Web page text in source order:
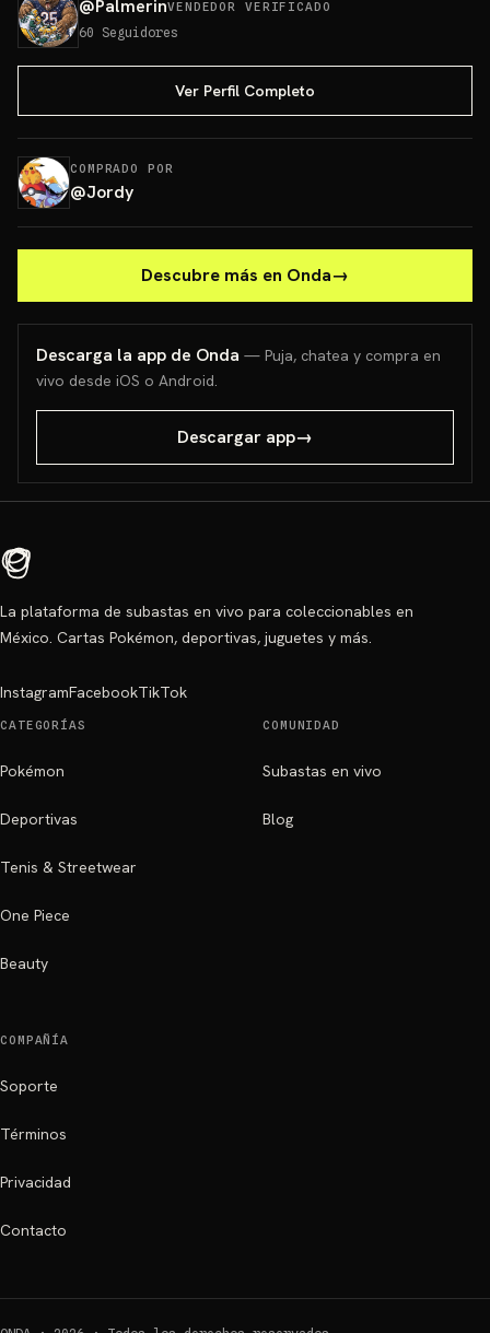
@PalmerinVENDEDOR VERIFICADO
60 Seguidores
Ver Perfil Completo
COMPRADO POR
@Jordy
Descubre más en Onda→
Descarga la app de Onda — Puja, chatea y compra en
vivo desde iOS o Android.
Descargar app→
La plataforma de subastas en vivo para coleccionables en
México. Cartas Pokémon, deportivas, juguetes y más.
InstagramFacebookTikTok
CATEGORÍAS
Pokémon
Deportivas
Tenis & Streetwear
One Piece
Beauty
COMUNIDAD
Subastas en vivo
Blog
COMPAÑÍA
Soporte
Términos
Privacidad
Contacto